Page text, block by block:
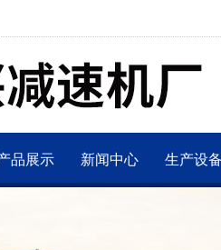
品展示 新闻中心 生产设